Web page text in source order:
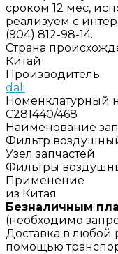
сроком 12 мес,
реализуем с
(904) 812-98-14.
Страна
Китай
Производитель
dali
Номенклатурный
C281440/468
Наименование
Фильтр
Узел запчастей
Фильтры
Применение
из Китая
Безналичным
(необходимо
Доставка в любой
помощью